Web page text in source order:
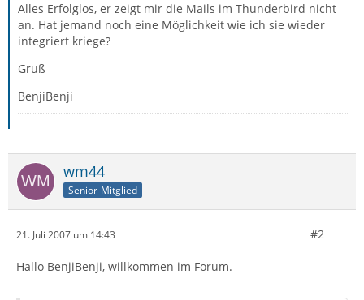
Alles Erfolglos, er zeigt mir die Mails im Thunderbird nicht
an. Hat jemand noch eine Möglichkeit wie ich sie wieder
integriert kriege?
Gruß
BenjiBenji
wm44
Senior-Mitglied
21. Juli 2007 um 14:43 #2
Hallo BenjiBenji, willkommen im Forum.